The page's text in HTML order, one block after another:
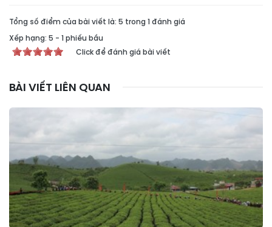
Tổng số điểm của bài viết là: 5 trong 1 đánh giá
Xếp hạng: 5 - 1 phiếu bầu
Click để đánh giá bài viết
BÀI VIẾT LIÊN QUAN